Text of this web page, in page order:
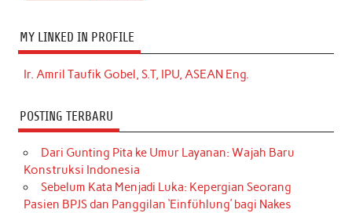
MY LINKED IN PROFILE
Ir. Amril Taufik Gobel, S.T, IPU, ASEAN Eng.
POSTING TERBARU
Dari Gunting Pita ke Umur Layanan: Wajah Baru
Konstruksi Indonesia
Sebelum Kata Menjadi Luka: Kepergian Seorang
Pasien BPJS dan Panggilan ‘Einfühlung’ bagi Nakes